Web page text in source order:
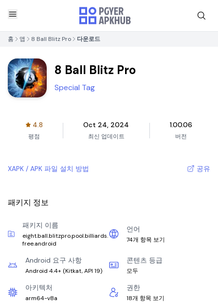
홈 앱 8 Ball Blitz Pro 다운로드
8 Ball Blitz Pro
Special Tag
4.8
평점
Oct 24, 2024
최신 업데이트
1.00.06
버전
XAPK / APK 파일 설치 방법 공유
패키지 정보
패키지 이름
eight.ball.blitzpro.pool.billiards.
free.android
언어
74개 항목 보기
Android 요구 사항
Android 4.4+ (Kitkat, API 19)
콘텐츠 등급
모두
아키텍처
arm64-v8a
권한
18개 항목 보기